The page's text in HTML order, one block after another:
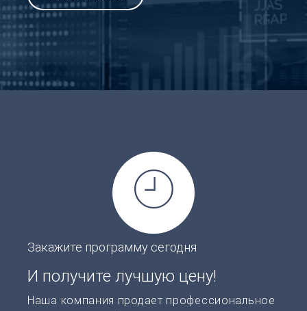
Закажите программу сегодня
И получите лучшую цену!
Наша компания продает профессиональное